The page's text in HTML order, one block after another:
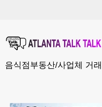
음식점부동산/사업체 거래